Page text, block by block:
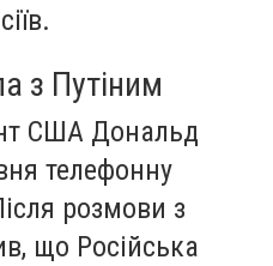
з Путіним
США Дональд
телефонну
розмови з
що Російська